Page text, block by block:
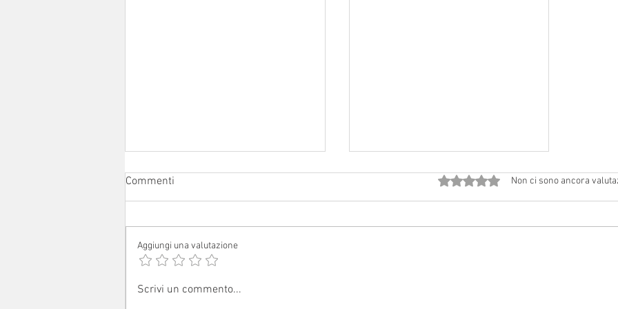
Avvisi dal 1° al 16 agosto 2026
Commenti Valutazione 0 stelle su 5.
Non ci sono ancora
Aggiungi una valutazione
Scrivi un commento...